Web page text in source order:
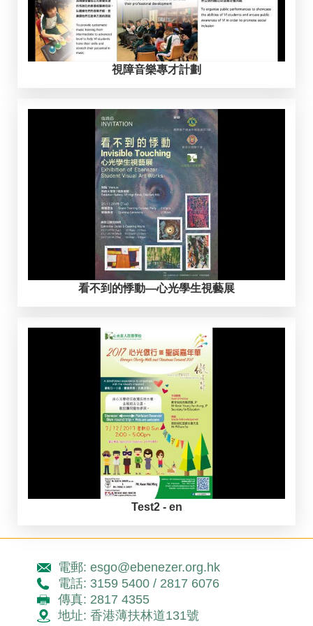
視障音樂專才計劃
看不到的悸動—心光學生視藝展
Test2 - en
電郵: esgo@ebenezer.org.hk
電話: 3159 5400 / 2817 6076
傳真: 2817 4355
地址: 香港薄扶林道131號